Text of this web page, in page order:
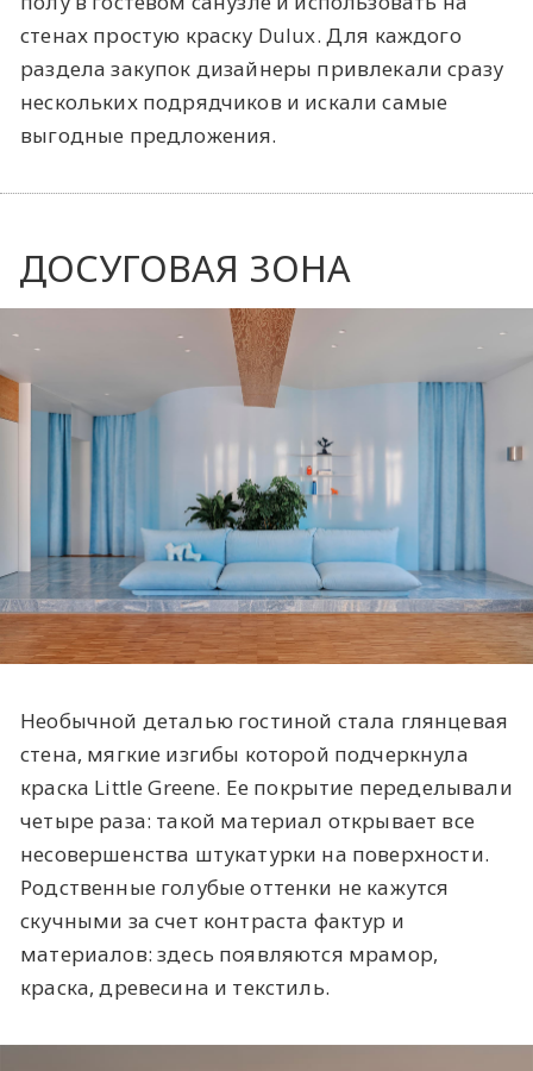
стенах простую краску Dulux. Для каждого
раздела закупок дизайнеры привлекали сразу
нескольких подрядчиков и искали самые
выгодные предложения.
ДОСУГОВАЯ ЗОНА
Необычной деталью гостиной стала глянцевая
стена, мягкие изгибы которой подчеркнула
краска Little Greene. Ее покрытие переделывали
четыре раза: такой материал открывает все
несовершенства штукатурки на поверхности.
Родственные голубые оттенки не кажутся
скучными за счет контраста фактур и
материалов: здесь появляются мрамор,
краска, древесина и текстиль.